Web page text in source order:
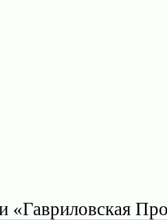
«Гавриловская